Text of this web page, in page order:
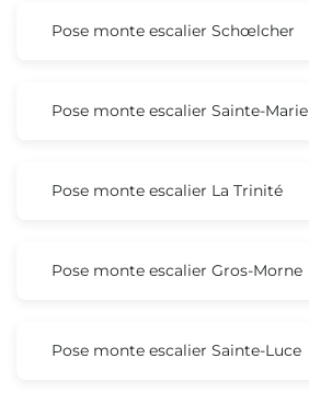
Pose monte escalier Schœlcher
Pose monte escalier Sainte-Marie
Pose monte escalier La Trinité
Pose monte escalier Gros-Morne
Pose monte escalier Sainte-Luce